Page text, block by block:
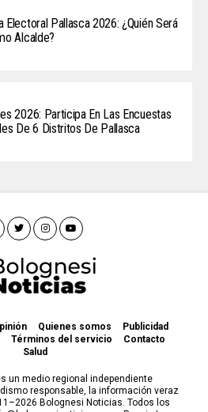
Electoral Pallasca 2026: ¿Quién Será
Alcalde?
2026: Participa En Las Encuestas
De 6 Distritos De Pallasca
Quienes somos
Publicidad
Términos del servicio
Contacto
Salud
un medio regional independiente
responsable, la información veraz
Bolognesi Noticias. Todos los